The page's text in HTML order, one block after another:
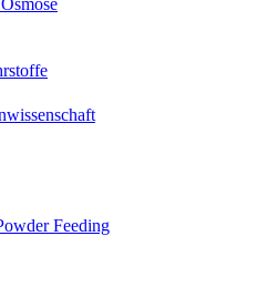
Feeding